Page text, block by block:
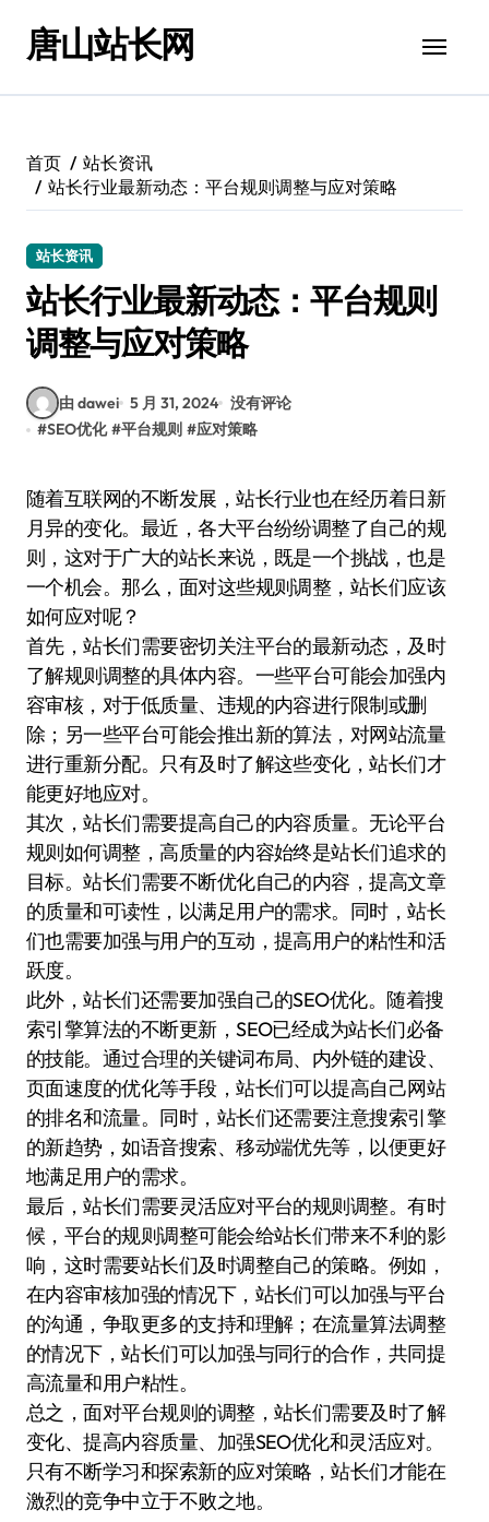
唐山站长网
首页
站长资讯
站长行业最新动态：平台规则调整与应对策略
站长资讯
站长行业最新动态：平台规则
调整与应对策略
由 dawei 5 月 31, 2024 没有评论
#SEO优化 #平台规则 #应对策略
随着互联网的不断发展，站长行业也在经历着日新
月异的变化。最近，各大平台纷纷调整了自己的规
则，这对于广大的站长来说，既是一个挑战，也是
一个机会。那么，面对这些规则调整，站长们应该
如何应对呢？
首先，站长们需要密切关注平台的最新动态，及时
了解规则调整的具体内容。一些平台可能会加强内
容审核，对于低质量、违规的内容进行限制或删
除；另一些平台可能会推出新的算法，对网站流量
进行重新分配。只有及时了解这些变化，站长们才
能更好地应对。
其次，站长们需要提高自己的内容质量。无论平台
规则如何调整，高质量的内容始终是站长们追求的
目标。站长们需要不断优化自己的内容，提高文章
的质量和可读性，以满足用户的需求。同时，站长
们也需要加强与用户的互动，提高用户的粘性和活
跃度。
此外，站长们还需要加强自己的SEO优化。随着搜
索引擎算法的不断更新，SEO已经成为站长们必备
的技能。通过合理的关键词布局、内外链的建设、
页面速度的优化等手段，站长们可以提高自己网站
的排名和流量。同时，站长们还需要注意搜索引擎
的新趋势，如语音搜索、移动端优先等，以便更好
地满足用户的需求。
最后，站长们需要灵活应对平台的规则调整。有时
候，平台的规则调整可能会给站长们带来不利的影
响，这时需要站长们及时调整自己的策略。例如，
在内容审核加强的情况下，站长们可以加强与平台
的沟通，争取更多的支持和理解；在流量算法调整
的情况下，站长们可以加强与同行的合作，共同提
高流量和用户粘性。
总之，面对平台规则的调整，站长们需要及时了解
变化、提高内容质量、加强SEO优化和灵活应对。
只有不断学习和探索新的应对策略，站长们才能在
激烈的竞争中立于不败之地。